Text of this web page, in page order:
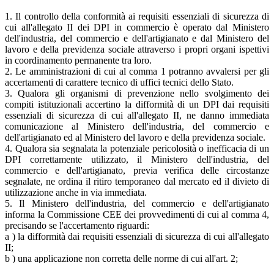
1. Il controllo della conformità ai requisiti essenziali di sicurezza di
cui all'allegato II dei DPI in commercio è operato dal Ministero
dell'industria, del commercio e dell'artigianato e dal Ministero del
lavoro e della previdenza sociale attraverso i propri organi ispettivi
in coordinamento permanente tra loro.
2. Le amministrazioni di cui al comma 1 potranno avvalersi per gli
accertamenti di carattere tecnico di uffici tecnici dello Stato.
3. Qualora gli organismi di prevenzione nello svolgimento dei
compiti istituzionali accertino la difformità di un DPI dai requisiti
essenziali di sicurezza di cui all'allegato II, ne danno immediata
comunicazione al Ministero dell'industria, del commercio e
dell'artigianato ed al Ministero del lavoro e della previdenza sociale.
4. Qualora sia segnalata la potenziale pericolosità o inefficacia di un
DPI correttamente utilizzato, il Ministero dell'industria, del
commercio e dell'artigianato, previa verifica delle circostanze
segnalate, ne ordina il ritiro temporaneo dal mercato ed il divieto di
utilizzazione anche in via immediata.
5. Il Ministero dell'industria, del commercio e dell'artigianato
informa la Commissione CEE dei provvedimenti di cui al comma 4,
precisando se l'accertamento riguardi:
a ) la difformità dai requisiti essenziali di sicurezza di cui all'allegato
II;
b ) una applicazione non corretta delle norme di cui all'art. 2;